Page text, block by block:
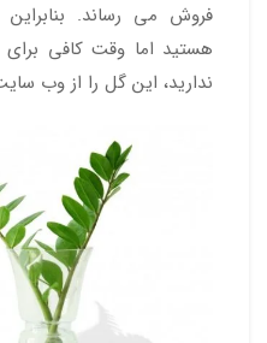
فروش می رساند. بنابراین
هستید اما وقت کافی برای
ندارید، این گل را از وب